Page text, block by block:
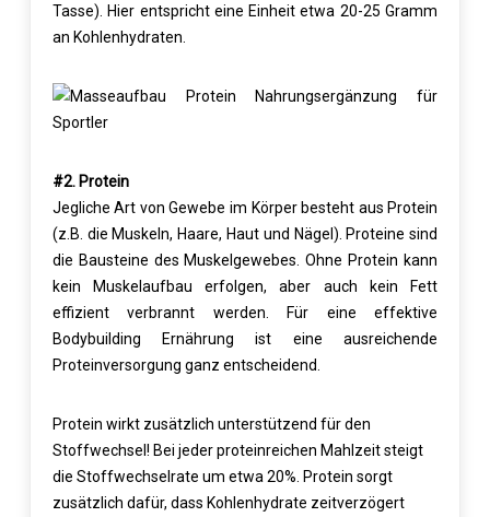
Tasse). Hier entspricht eine Einheit etwa 20-25 Gramm
an Kohlenhydraten.
#2. Protein
Jegliche Art von Gewebe im Körper besteht aus Protein
(z.B. die Muskeln, Haare, Haut und Nägel). Proteine sind
die Bausteine des Muskelgewebes. Ohne Protein kann
kein Muskelaufbau erfolgen, aber auch kein Fett
effizient verbrannt werden. Für eine effektive
Bodybuilding Ernährung ist eine ausreichende
Proteinversorgung ganz entscheidend.
Protein wirkt zusätzlich unterstützend für den
Stoffwechsel! Bei jeder proteinreichen Mahlzeit steigt
die Stoffwechselrate um etwa 20%. Protein sorgt
zusätzlich dafür, dass Kohlenhydrate zeitverzögert